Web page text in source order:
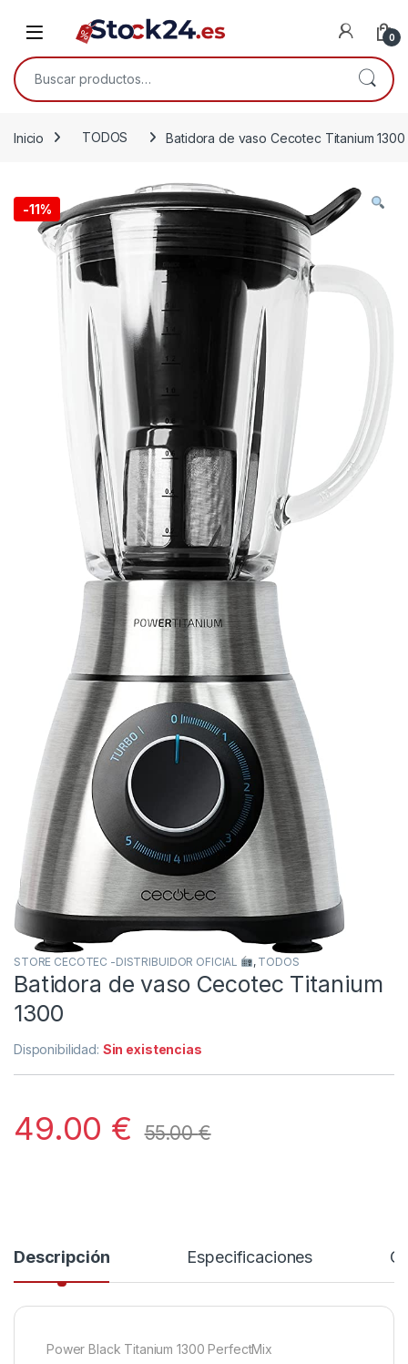
Open 0
Buscar por:
Inicio TODOS Batidora de vaso Cecotec Titanium 1300
-11%
STORE CECOTEC -DISTRIBUIDOR OFICIAL , TODOS
Batidora de vaso Cecotec Titanium
1300
Disponibilidad: Sin existencias
49.00 € 55.00€
Descripción Especificaciones
Power Black Titanium 1300 PerfectMix